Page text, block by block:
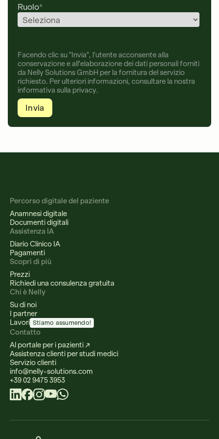
Ruolo*
Facendo clic su "Invia", l'utente acconsente alla
conservazione e all'elaborazione dei dati personali forniti
da Nelly Solutions GmbH per la fornitura del servizio
richiesto. Per ulteriori informazioni, consultare la nostra
informativa sulla privacy.
Percorso digitale del paziente
Anamnesi digitale
Documenti digitali
Assistenza IA
Diario Clinico IA
Pagamenti
Scopri di più
Prezzi
Richiedi una consulenza gratuita
Chi è Nelly
Su di noi
I partner
Lavori Stiamo assumendo!
Contatto
Al portale per i pazienti ↗
Assistenza clienti per studi medici
Servizio clienti
info@nelly-solutions.com
+39 02 9475 3953